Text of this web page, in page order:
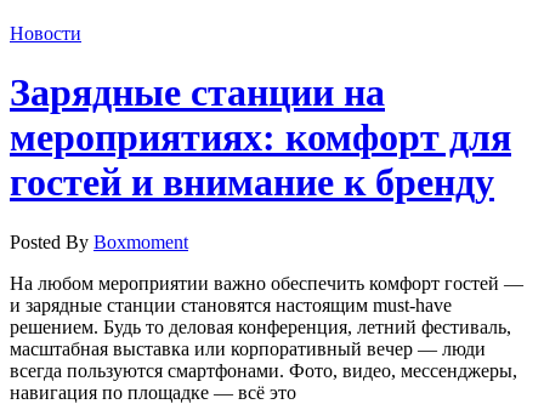
Новости
Зарядные станции на
мероприятиях: комфорт для
гостей и внимание к бренду
Posted By Boxmoment
На любом мероприятии важно обеспечить комфорт гостей —
и зарядные станции становятся настоящим must-have
решением. Будь то деловая конференция, летний фестиваль,
масштабная выставка или корпоративный вечер — люди
всегда пользуются смартфонами. Фото, видео, мессенджеры,
навигация по площадке — всё это